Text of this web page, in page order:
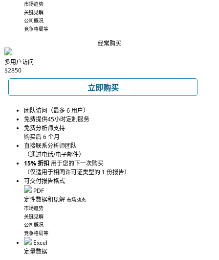
市场趋势
关键见解
公司概况
竞争格局等
经常购买
多用户访问
$2850
立即购买
团队访问（最多 6 用户）
免费提供45小时定制服务
免费分析师支持
购买后 6 个月
直接联系分析师团队
（通过电话/电子邮件）
15% 折扣用于您的下一次购买
（仅适用于相同许可证类型的 1 份报告）
可交付报告格式
PDF
定性数据和见解 市场动态
市场趋势
关键见解
公司概况
竞争格局等
Excel
定量数据